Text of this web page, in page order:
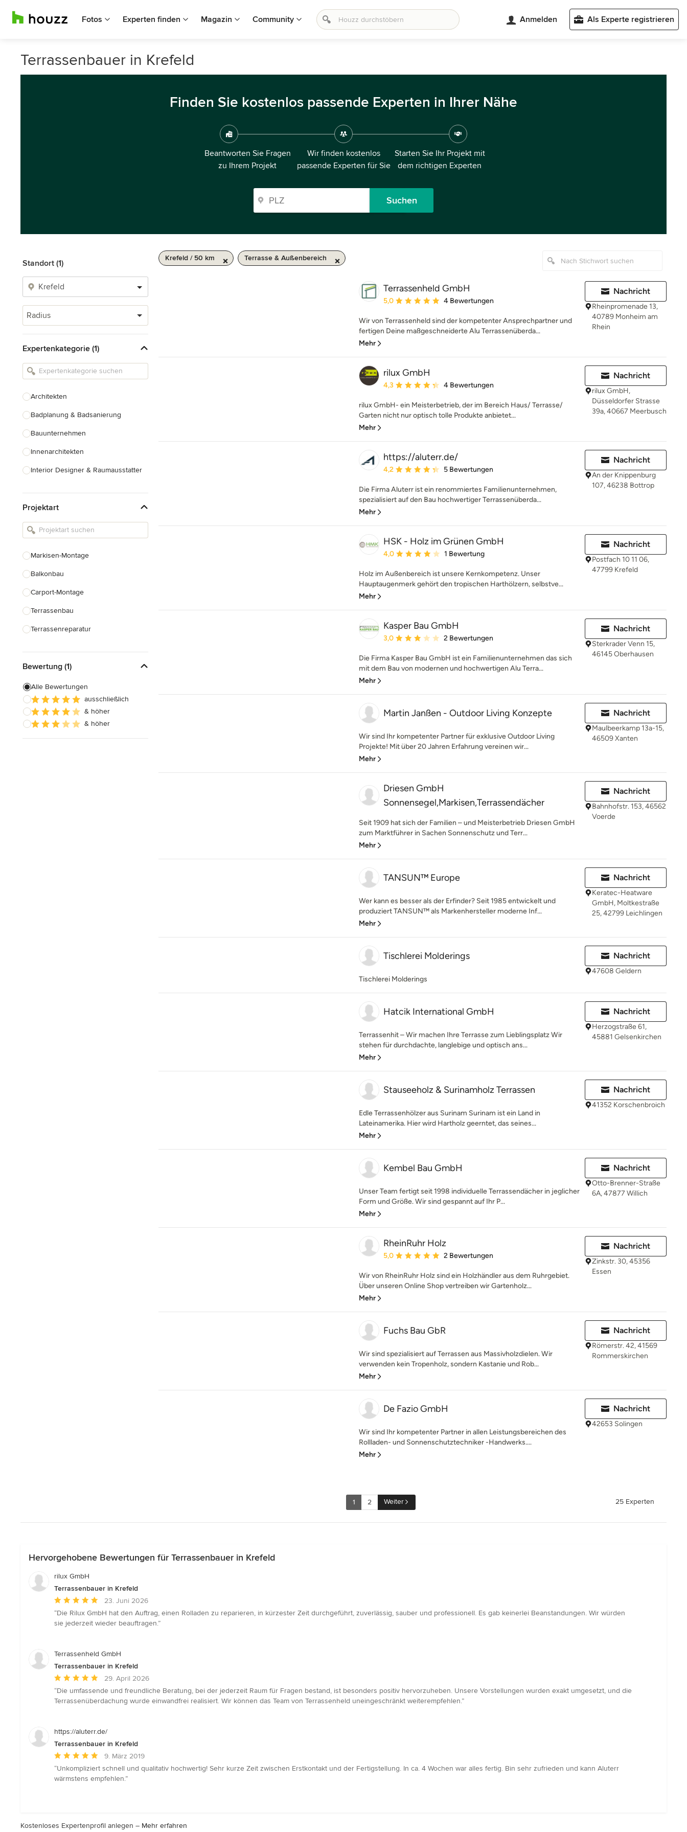
Fotos Experten finden Magazin Community Anmelden Als Experte registrieren
Terrassenbauer in Krefeld
Finden Sie kostenlos passende Experten in Ihrer Nähe
Beantworten Sie Fragen
zu Ihrem Projekt
Wir finden kostenlos
passende Experten für Sie
Starten Sie Ihr Projekt mit
dem richtigen Experten
Suchen
Standort (1)
Radius
Expertenkategorie (1)
Architekten
Badplanung & Badsanierung
Bauunternehmen
Innenarchitekten
Interior Designer & Raumausstatter
Landschaftsarchitekten
Armaturen & Sanitärbedarf
Projektart
Markisen-Montage
Balkonbau
Carport-Montage
Terrassenbau
Terrassenreparatur
Dachterrassenbau
Terrassenüberdachung Bau
Alle anzeigen
Bewertung (1)
Alle Bewertungen
ausschließlich
& höher
& höher
Krefeld / 50 km Terrasse & Außenbereich
Terrassenheld GmbH
Durchschnittliche Bewertung: 5 von 5 Sternen
5,0 4 Bewertungen
Wir von Terrassenheld sind der kompetenter Ansprechpartner und
fertigen Deine maßgeschneiderte Alu Terrassenüberda...
Mehr
Nachricht
Rheinpromenade 13,
40789 Monheim am
Rhein
rilux GmbH
Durchschnittliche Bewertung: 4.3 von 5 Sternen
4,3 4 Bewertungen
rilux GmbH- ein Meisterbetrieb, der im Bereich Haus/ Terrasse/
Garten nicht nur optisch tolle Produkte anbietet...
Mehr
Nachricht
rilux GmbH,
Düsseldorfer Strasse
39a, 40667 Meerbusch
https://aluterr.de/
Durchschnittliche Bewertung: 4.2 von 5 Sternen
4,2 5 Bewertungen
Die Firma Aluterr ist ein renommiertes Familienunternehmen,
spezialisiert auf den Bau hochwertiger Terrassenüberda...
Mehr
Nachricht
An der Knippenburg
107, 46238 Bottrop
HSK - Holz im Grünen GmbH
Durchschnittliche Bewertung: 4 von 5 Sternen
4,0 1 Bewertung
Holz im Außenbereich ist unsere Kernkompetenz. Unser
Hauptaugenmerk gehört den tropischen Harthölzern, selbstve...
Mehr
Nachricht
Postfach 10 11 06,
47799 Krefeld
Kasper Bau GmbH
Durchschnittliche Bewertung: 3 von 5 Sternen
3,0 2 Bewertungen
Die Firma Kasper Bau GmbH ist ein Familienunternehmen das sich
mit dem Bau von modernen und hochwertigen Alu Terra...
Mehr
Nachricht
Sterkrader Venn 15,
46145 Oberhausen
Martin Janßen - Outdoor Living Konzepte
Wir sind Ihr kompetenter Partner für exklusive Outdoor Living
Projekte! Mit über 20 Jahren Erfahrung vereinen wir...
Mehr
Nachricht
Maulbeerkamp 13a-15,
46509 Xanten
Driesen GmbH
Sonnensegel,Markisen,Terrassendächer
Seit 1909 hat sich der Familien – und Meisterbetrieb Driesen GmbH
zum Marktführer in Sachen Sonnenschutz und Terr...
Mehr
Nachricht
Bahnhofstr. 153, 46562
Voerde
TANSUN™ Europe
Wer kann es besser als der Erfinder? Seit 1985 entwickelt und
produziert TANSUN™ als Markenhersteller moderne Inf...
Mehr
Nachricht
Keratec-Heatware
GmbH, Moltkestraße
25, 42799 Leichlingen
Tischlerei Molderings
Tischlerei Molderings
Nachricht
47608 Geldern
Hatcik International GmbH
Terrassenhit – Wir machen Ihre Terrasse zum Lieblingsplatz Wir
stehen für durchdachte, langlebige und optisch ans...
Mehr
Nachricht
Herzogstraße 61,
45881 Gelsenkirchen
Stauseeholz & Surinamholz Terrassen
Edle Terrassenhölzer aus Surinam Surinam ist ein Land in
Lateinamerika. Hier wird Hartholz geerntet, das seines...
Mehr
Nachricht
41352 Korschenbroich
Kembel Bau GmbH
Unser Team fertigt seit 1998 individuelle Terrassendächer in jeglicher
Form und Größe. Wir sind gespannt auf Ihr P...
Mehr
Nachricht
Otto-Brenner-Straße
6A, 47877 Willich
RheinRuhr Holz
Durchschnittliche Bewertung: 5 von 5 Sternen
5,0 2 Bewertungen
Wir von RheinRuhr Holz sind ein Holzhändler aus dem Ruhrgebiet.
Über unseren Online Shop vertreiben wir Gartenholz...
Mehr
Nachricht
Zinkstr. 30, 45356
Essen
Fuchs Bau GbR
Wir sind spezialisiert auf Terrassen aus Massivholzdielen. Wir
verwenden kein Tropenholz, sondern Kastanie und Rob...
Mehr
Nachricht
Römerstr. 42, 41569
Rommerskirchen
De Fazio GmbH
Wir sind Ihr kompetenter Partner in allen Leistungsbereichen des
Rollladen- und Sonnenschutztechniker -Handwerks....
Mehr
Nachricht
42653 Solingen
1 2 Weiter 25 Experten
Hervorgehobene Bewertungen für Terrassenbauer in Krefeld
rilux GmbH
Terrassenbauer in Krefeld
Durchschnittliche
Bewertung:
5
Sternen
23. Juni 2026
“Die Rilux GmbH hat den Auftrag, einen Rolladen zu reparieren, in kürzester Zeit durchgeführt, zuverlässig, sauber und professionell. Es gab keinerlei Beanstandungen. Wir würden
sie jederzeit wieder beauftragen.”
Terrassenheld GmbH
Terrassenbauer in Krefeld
Durchschnittliche
Bewertung:
5
Sternen
29. April 2026
“Die umfassende und freundliche Beratung, bei der jederzeit Raum für Fragen bestand, ist besonders positiv hervorzuheben. Unsere Vorstellungen wurden exakt umgesetzt, und die
Terrassenüberdachung wurde einwandfrei realisiert. Wir können das Team von Terrassenheld uneingeschränkt weiterempfehlen.”
https://aluterr.de/
Terrassenbauer in Krefeld
Durchschnittliche
Bewertung:
5
9. März 2019
“Unkompliziert schnell und qualitativ hochwertig! Sehr kurze Zeit zwischen Erstkontakt und der Fertigstellung. In ca. 4 Wochen war alles fertig. Bin sehr zufrieden und kann Aluterr
wärmstens empfehlen.”
Kostenloses Expertenprofil anlegen – Mehr erfahren